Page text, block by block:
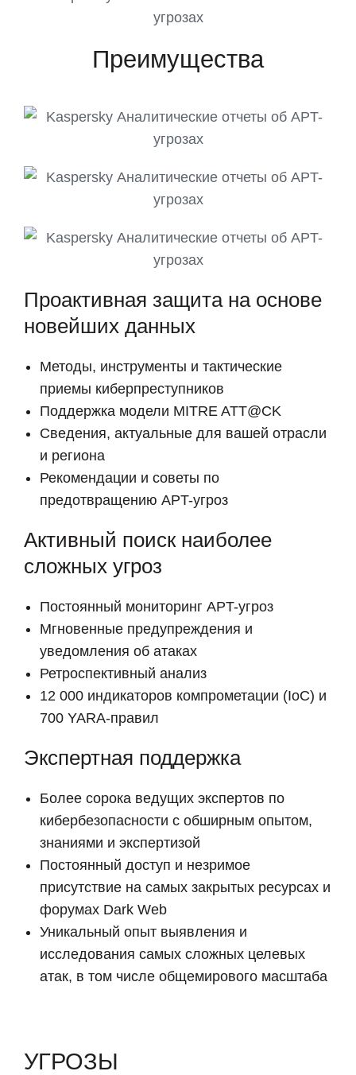
Преимущества
Проактивная защита на основе
новейших данных
Методы, инструменты и тактические
приемы киберпреступников
Поддержка модели MITRE ATT@CK
Сведения, актуальные для вашей отрасли
и региона
Рекомендации и советы по
предотвращению APT-угроз
Активный поиск наиболее
сложных угроз
Постоянный мониторинг APT-угроз
Мгновенные предупреждения и
уведомления об атаках
Ретроспективный анализ
12 000 индикаторов компрометации (IoC) и
700 YARA-правил
Экспертная поддержка
Более сорока ведущих экспертов по
кибербезопасности с обширным опытом,
знаниями и экспертизой
Постоянный доступ и незримое
присутствие на самых закрытых ресурсах и
форумах Dark Web
Уникальный опыт выявления и
исследования самых сложных целевых
атак, в том числе общемирового масштаба
УГРОЗЫ